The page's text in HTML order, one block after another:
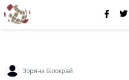
Зоряна Білокрай